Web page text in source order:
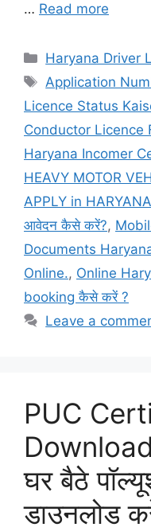
… Read more
Categories
Haryana Driver
Tags
Application
Licence Status
Conductor Licence
Haryana Incomer
HEAVY MOTOR
APPLY in
आवेदन कैसे करें?,
Documents
Online., Online
booking कैसे करें ?
Leave a
PUC
घर बैठे
डाउनलोड